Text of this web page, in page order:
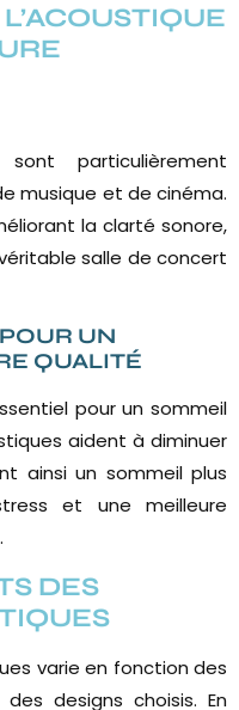
particulièrement
musique et de cinéma.
la clarté sonore,
salle de concert
UN
QUALITÉ
pour un sommeil
aident à diminuer
ainsi un sommeil plus
et une meilleure
DES
varie en fonction des
designs choisis. En